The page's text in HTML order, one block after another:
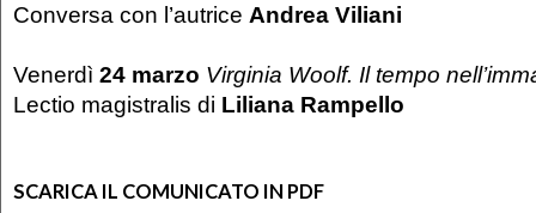
Conversa con l’autrice Andrea Viliani
Venerdì 24 marzo Virginia Woolf. Il tempo
Lectio magistralis di Liliana Rampello
SCARICA IL COMUNICATO IN PDF